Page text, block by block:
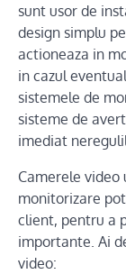
sunt usor de
design simplu
actioneaza in
in cazul
sistemele de
sisteme de
imediat
Camerele
monitorizare
client, pentru a
importante. Ai
video: